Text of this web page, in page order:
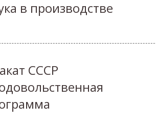
в производстве
СССР